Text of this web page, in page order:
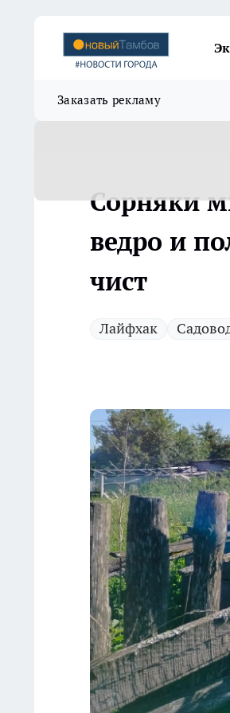
Заказать рекламу
Сорняки
ведро и
чист
Лайфхак